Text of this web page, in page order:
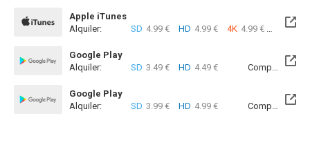
Apple iTunes
Alquiler:
SD 4.99 € HD 4.99 € 4K 4.99 €
Google Play
Alquiler:
SD 3.49 € HD 4.49 € Compra: SD
Google Play
Alquiler:
SD 3.99 € HD 4.99 € Compra: SD